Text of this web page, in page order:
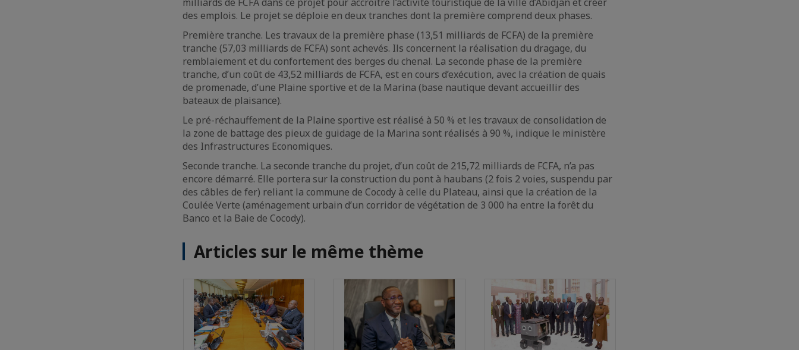
des emplois. Le projet se déploie en deux tranches dont la première comprend deux phases.
Première tranche. Les travaux de la première phase (13,51 milliards de FCFA) de la première
tranche (57,03 milliards de FCFA) sont achevés. Ils concernent la réalisation du dragage, du
remblaiement et du confortement des berges du chenal. La seconde phase de la première
tranche, d’un coût de 43,52 milliards de FCFA, est en cours d’exécution, avec la création de quais
de promenade, d’une Plaine sportive et de la Marina (base nautique devant accueillir des
bateaux de plaisance).
Le pré-réchauffement de la Plaine sportive est réalisé à 50 % et les travaux de consolidation de
la zone de battage des pieux de guidage de la Marina sont réalisés à 90 %, indique le ministère
des Infrastructures Economiques.
Seconde tranche. La seconde tranche du projet, d’un coût de 215,72 milliards de FCFA, n’a pas
encore démarré. Elle portera sur la construction du pont à haubans (2 fois 2 voies, suspendu par
des câbles de fer) reliant la commune de Cocody à celle du Plateau, ainsi que la création de la
Coulée Verte (aménagement urbain d’un corridor de végétation de 3 000 ha entre la forêt du
Banco et la Baie de Cocody).
Articles sur le même thème